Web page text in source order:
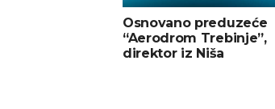
Osnovano preduzeće
“Aerodrom Trebinje”,
direktor iz Niša